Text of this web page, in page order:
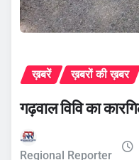
ख़बरें ख़बरों की ख़बर
गढ़वाल विवि का
Regional Reporter